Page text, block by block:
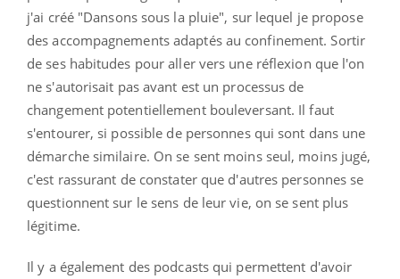
j'ai créé "Dansons sous la pluie", sur lequel je propose
des accompagnements adaptés au confinement. Sortir
de ses habitudes pour aller vers une réflexion que l'on
ne s'autorisait pas avant est un processus de
changement potentiellement bouleversant. Il faut
s'entourer, si possible de personnes qui sont dans une
démarche similaire. On se sent moins seul, moins jugé,
c'est rassurant de constater que d'autres personnes se
questionnent sur le sens de leur vie, on se sent plus
légitime.
Il y a également des podcasts qui permettent d'avoir